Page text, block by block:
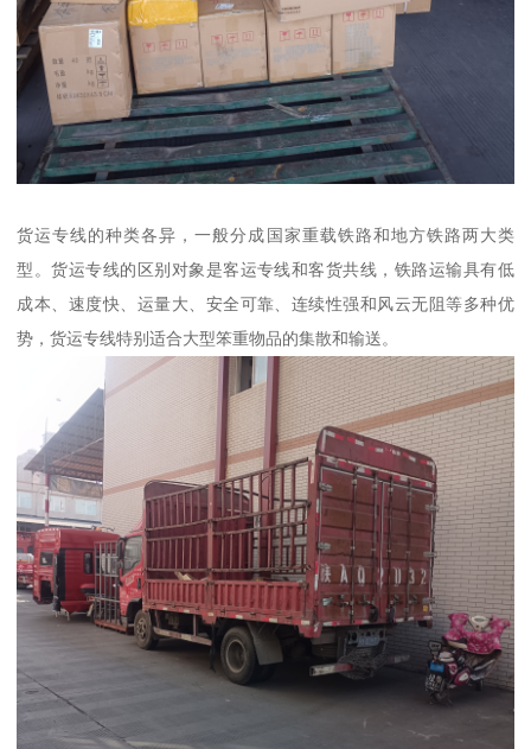
货运专线的种类各异，一般分成国家重载铁路和地方铁路两大类
型。货运专线的区别对象是客运专线和客货共线，铁路运输具有低
成本、速度快、运量大、安全可靠、连续性强和风云无阻等多种优
势，货运专线特别适合大型笨重物品的集散和输送。